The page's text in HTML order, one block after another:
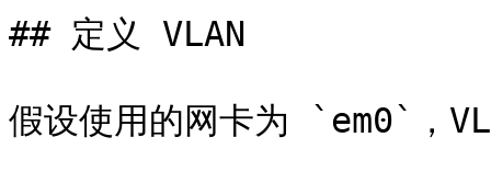
## 定义 VLAN
假设使用的网卡为 `em0`，